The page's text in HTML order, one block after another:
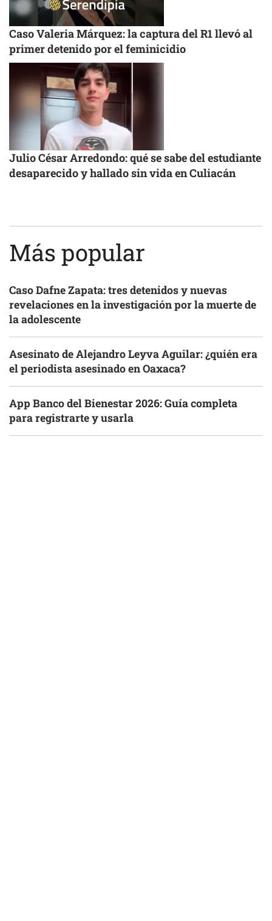
Caso Valeria Márquez: la captura del R1 llevó al
primer detenido por el feminicidio
Julio César Arredondo: qué se sabe del estudiante
desaparecido y hallado sin vida en Culiacán
Más popular
Caso Dafne Zapata: tres detenidos y nuevas
revelaciones en la investigación por la muerte de
la adolescente
Asesinato de Alejandro Leyva Aguilar: ¿quién era
el periodista asesinado en Oaxaca?
App Banco del Bienestar 2026: Guía completa
para registrarte y usarla